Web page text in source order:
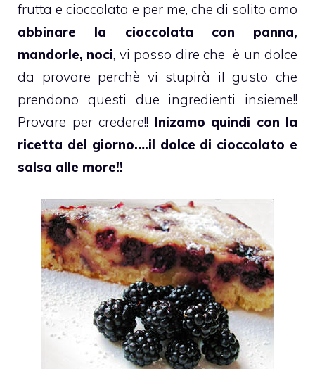
frutta e cioccolata e per me, che di solito amo
abbinare la cioccolata con panna,
mandorle, noci, vi posso dire che è un dolce
da provare perchè vi stupirà il gusto che
prendono questi due ingredienti insieme!!
Provare per credere!! Inizamo quindi con la
ricetta del giorno….il dolce di cioccolato e
salsa alle more!!